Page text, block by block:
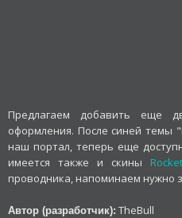
Предлагаем добавить еще
оформления. После синей темы
наш портал, теперь еще
имеется также и скины
проводника, напоминаем нужно
Автор (разработчик): TheBull